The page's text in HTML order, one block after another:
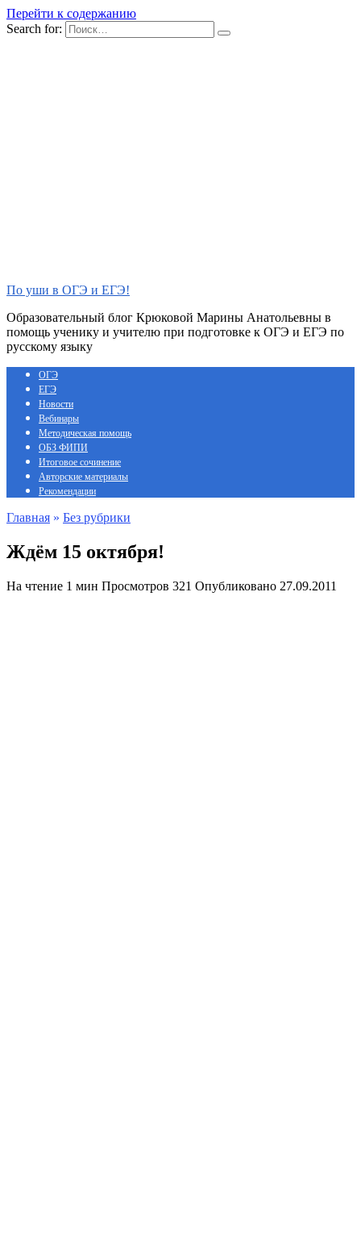
Перейти к содержанию
Search for:
По уши в ОГЭ и ЕГЭ!
Образовательный блог Крюковой Марины Анатольевны в
помощь ученику и учителю при подготовке к ОГЭ и ЕГЭ по
русскому языку
ОГЭ
ЕГЭ
Новости
Вебинары
Методическая помощь
ОБЗ ФИПИ
Итоговое сочинение
Авторские материалы
Рекомендации
Главная » Без рубрики
Ждём 15 октября!
На чтение 1 мин Просмотров 321 Опубликовано 27.09.2011